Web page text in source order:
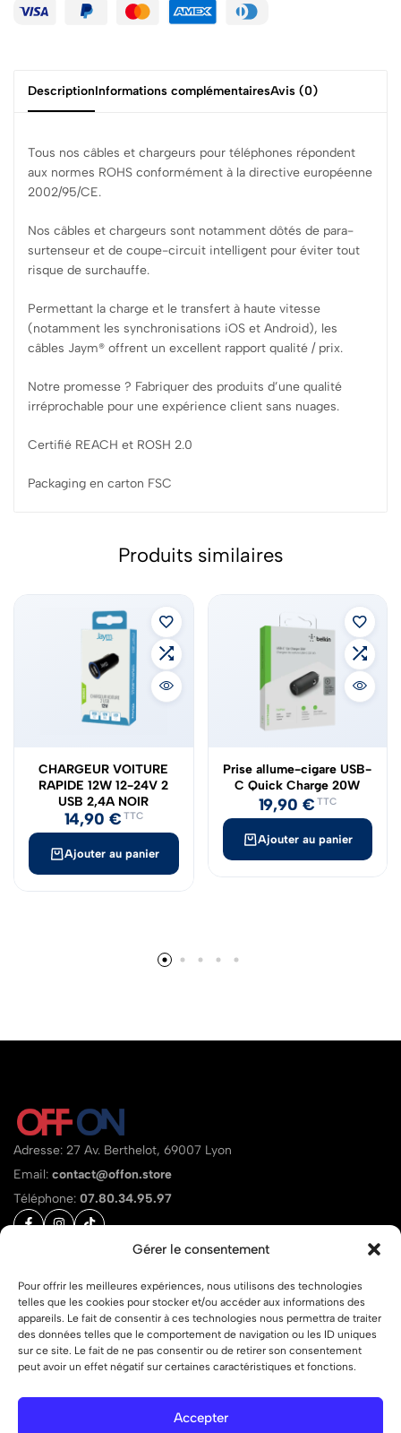
Gérer le consentement
Pour offrir les meilleures expériences, nous utilisons des technologies
telles que les cookies pour stocker et/ou accéder aux informations des
appareils. Le fait de consentir à ces technologies nous permettra de traiter
des données telles que le comportement de navigation ou les ID uniques
sur ce site. Le fait de ne pas consentir ou de retirer son consentement
peut avoir un effet négatif sur certaines caractéristiques et fonctions.
Accepter
DescriptionInformations complémentairesAvis (0)
Tous nos câbles et chargeurs pour téléphones répondent
aux normes ROHS conformément à la directive européenne
2002/95/CE.
Nos câbles et chargeurs sont notamment dôtés de para-
surtenseur et de coupe-circuit intelligent pour éviter tout
risque de surchauffe.
Permettant la charge et le transfert à haute vitesse
(notamment les synchronisations iOS et Android), les
câbles Jaym® offrent un excellent rapport qualité / prix.
Notre promesse ? Fabriquer des produits d’une qualité
irréprochable pour une expérience client sans nuages.
Certifié REACH et ROSH 2.0
Packaging en carton FSC
Produits similaires
Ajouter au panier
CHARGEUR VOITURE
RAPIDE 12W 12-24V 2
USB 2,4A NOIR
14,90 € TTC
Ajouter au panier
Prise allume-cigare USB-
C Quick Charge 20W
19,90 € TTC
Adresse: 27 Av. Berthelot, 69007 Lyon
Email: contact@offon.store
Téléphone: 07.80.34.95.97
Liens